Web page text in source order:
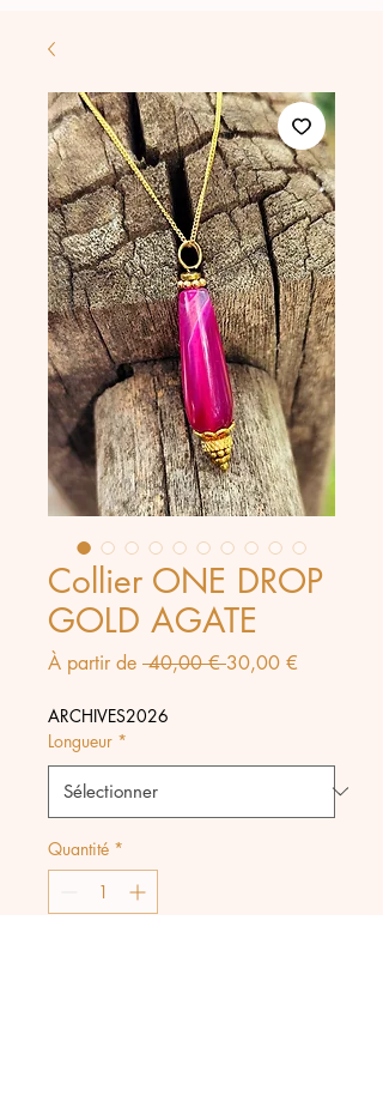
Collier ONE DROP
GOLD AGATE
À partir de 40,00 € Prix
30,00 €
ARCHIVES2026
Longueur *
Quantité *